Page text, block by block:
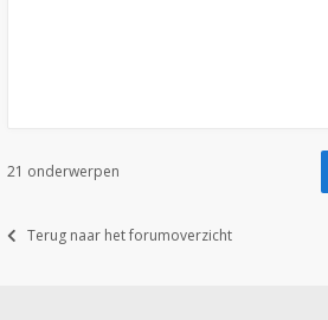
21 onderwerpen
Terug naar het forumoverzicht